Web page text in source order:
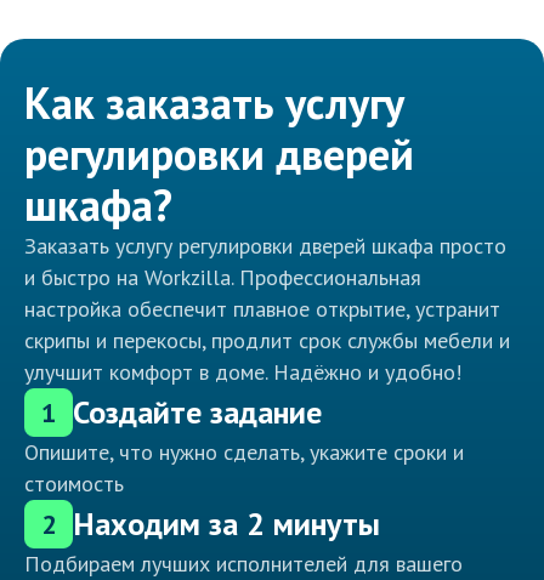
Как заказать услугу
регулировки дверей
шкафа?
Заказать услугу регулировки дверей шкафа просто
и быстро на Workzilla. Профессиональная
настройка обеспечит плавное открытие, устранит
скрипы и перекосы, продлит срок службы мебели и
улучшит комфорт в доме. Надёжно и удобно!
1 Создайте задание
Опишите, что нужно сделать, укажите сроки и
стоимость
2 Находим за 2 минуты
Подбираем лучших исполнителей для вашего